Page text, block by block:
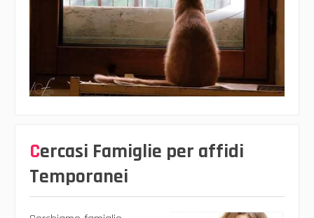
Cercasi Famiglie per affidi
Temporanei